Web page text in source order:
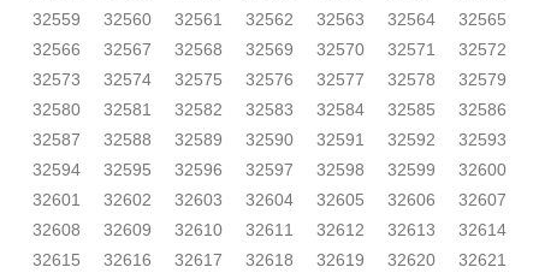
32559
32560 32561 32562 32563 32564
32565
32566
32567 32568 32569 32570 32571
32572
32573
32574 32575 32576 32577 32578
32579
32580
32581 32582 32583 32584 32585
32586
32587
32588 32589 32590 32591 32592
32593
32594
32595 32596 32597 32598 32599
32600
32601
32602 32603 32604 32605 32606
32607
32608
32609 32610 32611 32612 32613
32614
32615
32616 32617 32618 32619 32620
32621